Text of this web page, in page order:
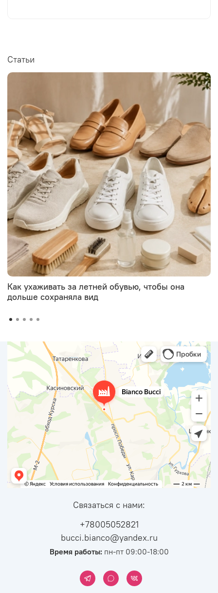
Статьи
Как ухаживать за летней обувью, чтобы она
дольше сохраняла вид
Связаться с нами:
+78005052821
bucci.bianco@yandex.ru
Время работы:пн-пт 09:00-18:00